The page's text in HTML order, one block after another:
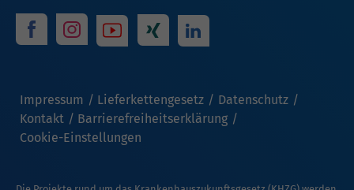
Impressum Lieferkettengesetz
Datenschutz
Kontakt
Barrierefreiheitserklärung
Cookie-Einstellungen